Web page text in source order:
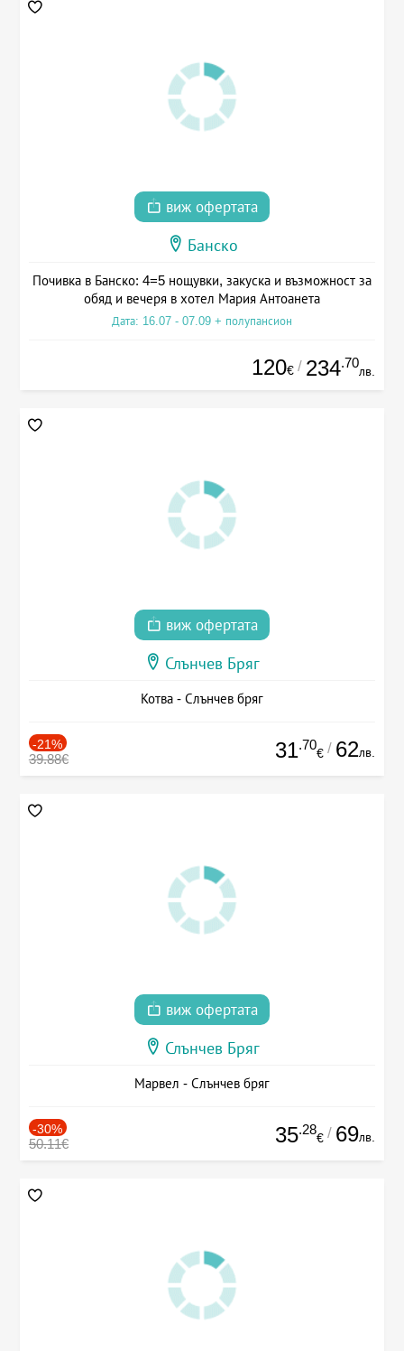
виж офертата
Банско
Почивка в Банско: 4=5 нощувки, закуска и възможност за
обяд и вечеря в хотел Мария Антоанета
Дата: 16.07 - 07.09 + полупансион
120€ / 234.70
лв.
виж офертата
Слънчев Бряг
Котва - Слънчев бряг
-21%
39.88€ 31.70
€ / 62лв.
виж офертата
Слънчев Бряг
Марвел - Слънчев бряг
-30%
50.11€ 35.28
€ / 69лв.